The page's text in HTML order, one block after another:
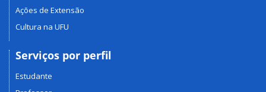
Ações de Extensão
Cultura na UFU
Serviços por perfil
Estudante